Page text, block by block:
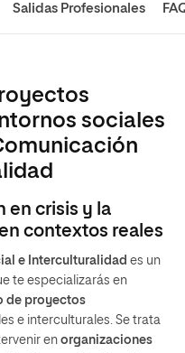
Salidas Profesionales
sociales
en crisis y la
contextos reales
e Interculturalidad es un
te especializarás en
de proyectos
e interculturales. Se trata
en organizaciones